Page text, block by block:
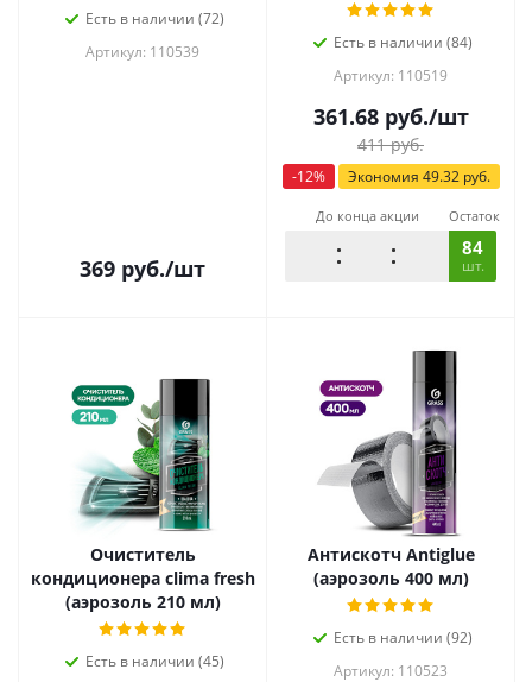
Есть в наличии (72)
Артикул: 110539
369 руб./шт
Есть в наличии (84)
Артикул: 110519
361.68руб./шт
411руб.
-12% Экономия 49.32руб.
До конца акции Остаток
84
шт.
Очиститель
кондиционера clima fresh
(аэрозоль 210 мл)
Есть в наличии (45)
Антискотч Antiglue
(аэрозоль 400 мл)
Есть в наличии (92)
Артикул: 110523